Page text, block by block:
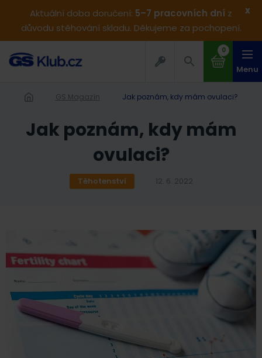
Aktuální doba doručení: 5–7 pracovních dní z
důvodu stěhování skladu. Děkujeme za pochopení.
x
0
Menu
GS Magazín Jak poznám, kdy mám ovulaci?
Jak poznám, kdy mám
ovulaci?
Těhotenství 12. 6. 2022